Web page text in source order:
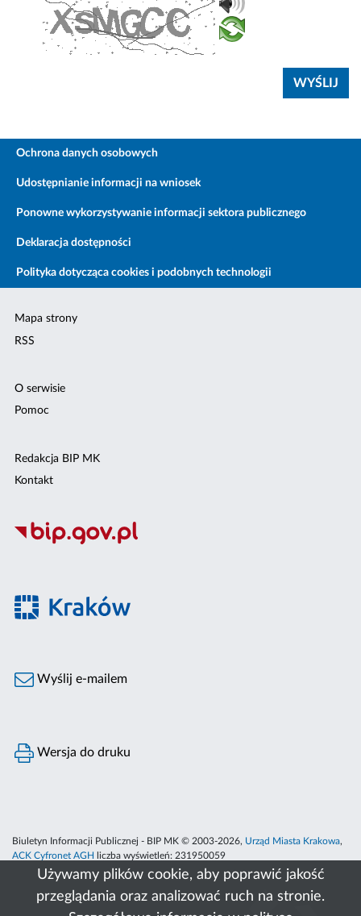
Używamy plików cookie, aby poprawić jakość
przeglądania oraz analizować ruch na stronie.
Ochrona danych osobowych
Udostępnianie informacji na wniosek
Ponowne wykorzystywanie informacji sektora publicznego
Deklaracja dostępności
Polityka dotycząca cookies i podobnych technologii
Mapa strony
RSS
O serwisie
Pomoc
Redakcja BIP MK
Kontakt
Wyślij e-mailem
Wersja do druku
Biuletyn Informacji Publicznej - BIP MK © 2003-2026, Urząd Miasta Krakowa,
ACK Cyfronet AGH
liczba wyświetleń: 231950059